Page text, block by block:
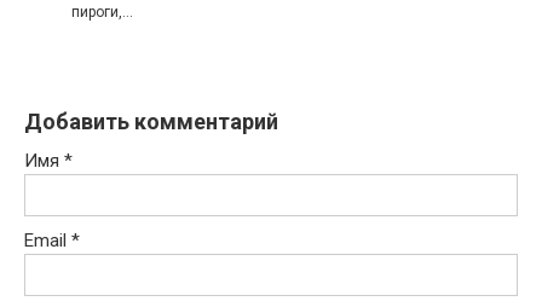
пироги,…
Добавить комментарий
Имя *
Email *